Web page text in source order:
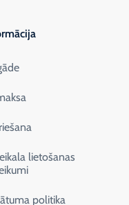
lietošanas
politika